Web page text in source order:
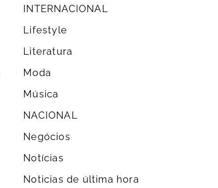
INTERNACIONAL
Lifestyle
Literatura
Moda
Música
NACIONAL
Negócios
Notícias
Noticias de última hora